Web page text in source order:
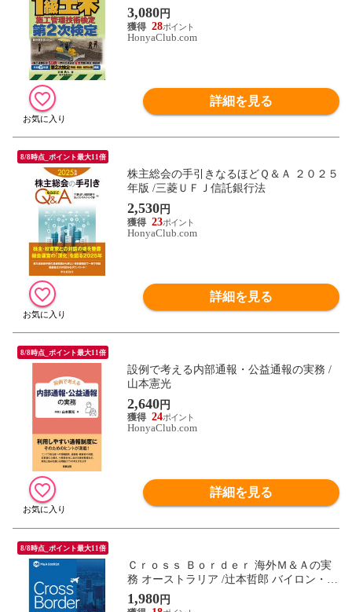
3,080円
28
HonyaClub.com
詳細を見る
8/8時点_ポイント最大11倍
株主総会の手引きなるほどＱ＆Ａ ２０２５
年版 /三菱ＵＦＪ信託銀行法
2,530円
23
HonyaClub.com
詳細を見る
8/8時点_ポイント最大11倍
設例で考える内部通報・公益通報の実務 /
山本憲光
2,640円
24
HonyaClub.com
詳細を見る
8/8時点_ポイント最大11倍
Ｃｒｏｓｓ Ｂｏｒｄｅｒ 海外Ｍ＆Ａの実
務 オーストラリア /辻本哲郎 バイロン・フ
ロスト
1,980円